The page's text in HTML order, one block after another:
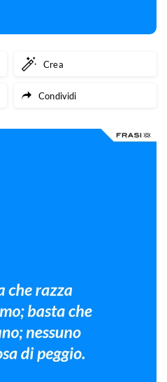
Crea
Condividi